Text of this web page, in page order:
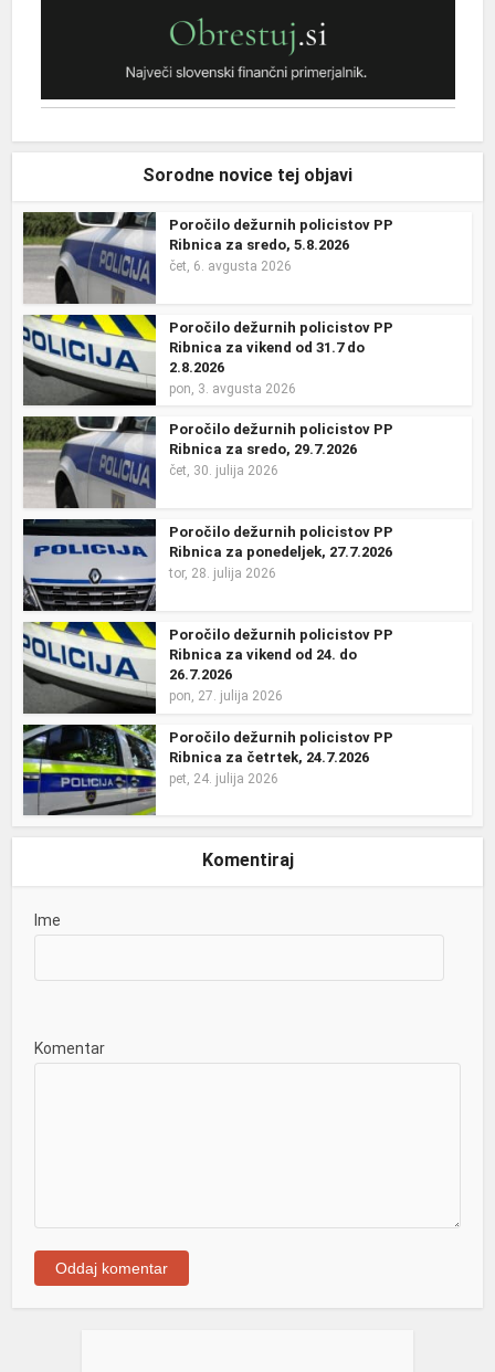
Sorodne novice tej objavi
Poročilo dežurnih policistov PP
Ribnica za sredo, 5.8.2026
čet, 6. avgusta 2026
Poročilo dežurnih policistov PP
Ribnica za vikend od 31.7 do
2.8.2026
pon, 3. avgusta 2026
Poročilo dežurnih policistov PP
Ribnica za sredo, 29.7.2026
čet, 30. julija 2026
Poročilo dežurnih policistov PP
Ribnica za ponedeljek, 27.7.2026
tor, 28. julija 2026
Poročilo dežurnih policistov PP
Ribnica za vikend od 24. do
26.7.2026
pon, 27. julija 2026
Poročilo dežurnih policistov PP
Ribnica za četrtek, 24.7.2026
pet, 24. julija 2026
Komentiraj
Ime
Komentar